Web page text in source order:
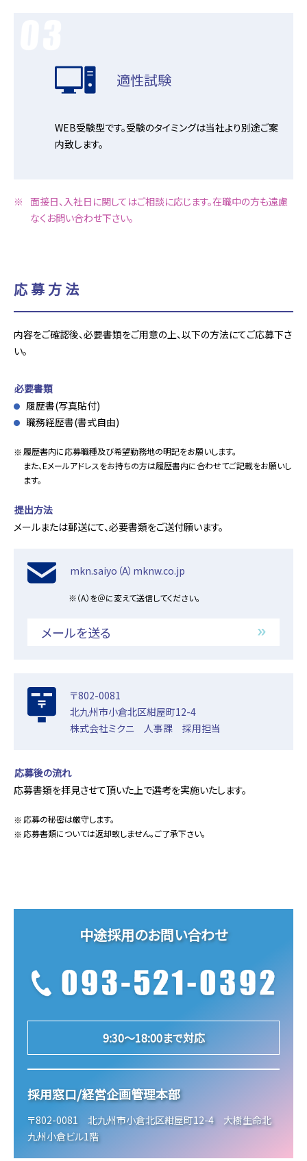
適性試験
WEB受験型です。受験のタイミングは当社より別途ご案
内致します。
面接日、入社日に関してはご相談に応じます。在職中の方も遠慮
なくお問い合わせ下さい。
応募方法
内容をご確認後、必要書類をご用意の上、以下の方法にてご応募下さ
い。
必要書類
履歴書(写真貼付)
職務経歴書(書式自由)
履歴書内に応募職種及び希望勤務地の明記をお願いします。
また、Eメールアドレスをお持ちの方は履歴書内に合わせてご記載をお願いし
ます。
提出方法
メールまたは郵送にて、必要書類をご送付願います。
mkn.saiyo（A）mknw.co.jp
※（A）を＠に変えて送信してください。
メールを送る
〒802-0081
北九州市小倉北区紺屋町12-4
株式会社ミクニ 人事課 採用担当
応募後の流れ
応募書類を拝見させて頂いた上で選考を実施いたします。
応募の秘密は厳守します。
応募書類については返却致しません。ご了承下さい。
中途採用のお問い合わせ
9:30～18:00まで対応
採用窓口/経営企画管理本部
〒802-0081 北九州市小倉北区紺屋町12-4 大樹生命北
九州小倉ビル1階